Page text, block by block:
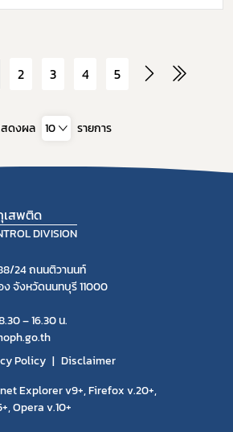
2 3 4 5
ดงผล 10 รายการ
สพติด
DIVISION
24 ถนนติวานนท์
จังหวัดนนทบุรี 11000
– 16.30 น.
Policy
Disclaimer
Explorer v9+, Firefox v.20+,
Opera v.10+